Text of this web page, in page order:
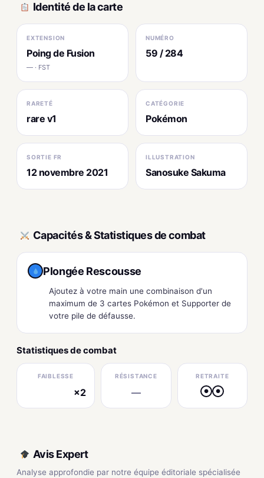
Identité de la carte
EXTENSION
Poing de Fusion
— · FST
NUMÉRO
59 / 284
RARETÉ
rare v1
CATÉGORIE
Pokémon
SORTIE FR
12 novembre 2021
ILLUSTRATION
Sanosuke Sakuma
Capacités & Statistiques de combat
Plongée Rescousse
Ajoutez à votre main une combinaison d'un
maximum de 3 cartes Pokémon et Supporter de
votre pile de défausse.
Statistiques de combat
FAIBLESSE
×2
RÉSISTANCE
—
RETRAITE
● ●
Avis Expert
Analyse approfondie par notre équipe éditoriale spécialisée